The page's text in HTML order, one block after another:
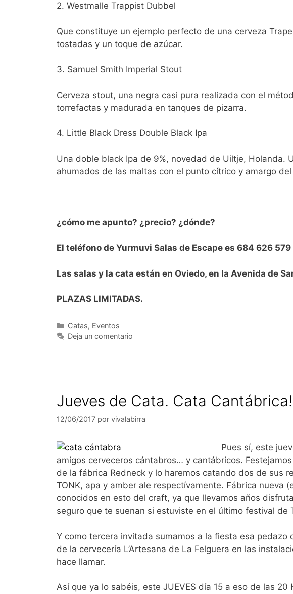
2. Westmalle Trappist Dubbel
Que constituye un ejemplo perfecto de una cerveza
tostadas y un toque de azúcar.
3. Samuel Smith Imperial Stout
Cerveza stout, una negra casi pura realizada con el
torrefactas y madurada en tanques de pizarra.
4. Little Black Dress Double Black Ipa
Una doble black Ipa de 9%, novedad de Uiltje, Holanda.
ahumados de las maltas con el punto cítrico y amargo
¿cómo me apunto? ¿precio? ¿dónde?
El teléfono de Yurmuvi Salas de Escape es 684 626
Las salas y la cata están en Oviedo, en la Avenida de
PLAZAS LIMITADAS.
Categorías
Catas, Eventos
Deja un comentario
Jueves de Cata. Cata Cantábrica!
12/06/2017 por vivalabirra
Pues sí, este
amigos cerveceros cántabros… y cantábricos.
de la fábrica Redneck y lo haremos catando dos de sus
TONK, apa y amber ale respectívamente. Fábrica nueva
conocidos en esto del craft, ya que llevamos años
seguro que te suenan si estuviste en el último festival de
Y como tercera invitada sumamos a la fiesta esa pedazo
de la cervecería L’Artesana de La Felguera en las
hace llamar.
Así que ya lo sabéis, este JUEVES día 15 a eso de las